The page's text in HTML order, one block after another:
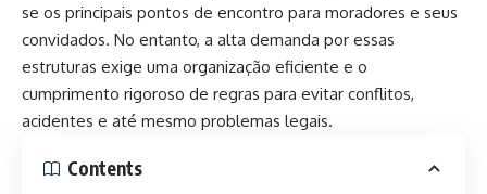
se os principais pontos de encontro para moradores e seus
convidados. No entanto, a alta demanda por essas
estruturas exige uma organização eficiente e o
cumprimento rigoroso de regras para evitar conflitos,
acidentes e até mesmo problemas legais.
Contents